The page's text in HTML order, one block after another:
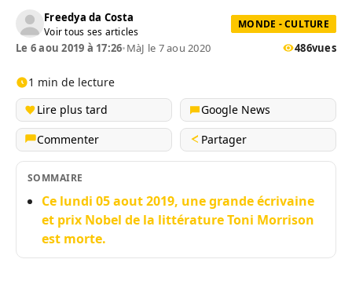
Freedya da Costa
Voir tous ses articles
MONDE - CULTURE
Le 6 aou 2019 à 17:26•MàJ le 7 aou 2020 486vues
1 min de lecture
Lire plus tard
Google News
Commenter
Partager
SOMMAIRE
Ce lundi 05 aout 2019, une grande écrivaine
et prix Nobel de la littérature Toni Morrison
est morte.